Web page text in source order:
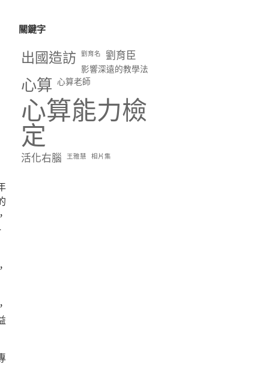
關鍵字
出國造訪 劉育名 劉育臣
影響深遠的教學法
心算 心算老師
心算能力檢
定
活化右腦 王雅慧 相片集